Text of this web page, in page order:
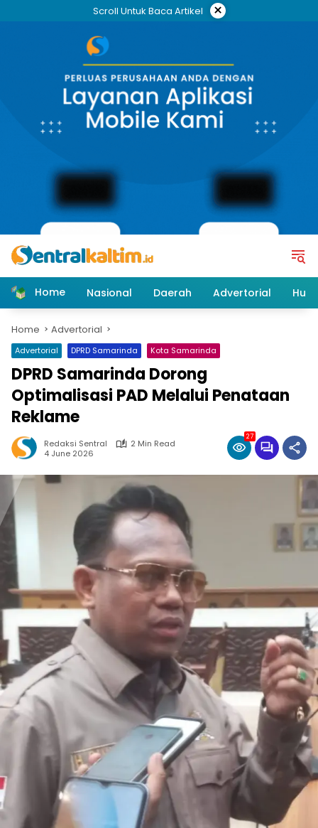
Scroll Untuk Baca Artikel ×
Home Nasional Daerah Advertorial
Home Advertorial
Advertorial DPRD Samarinda Kota Samarinda
DPRD Samarinda Dorong
Optimalisasi PAD Melalui Penataan
Reklame
Redaksi Sentral
2 Min Read
4 June 2026
27